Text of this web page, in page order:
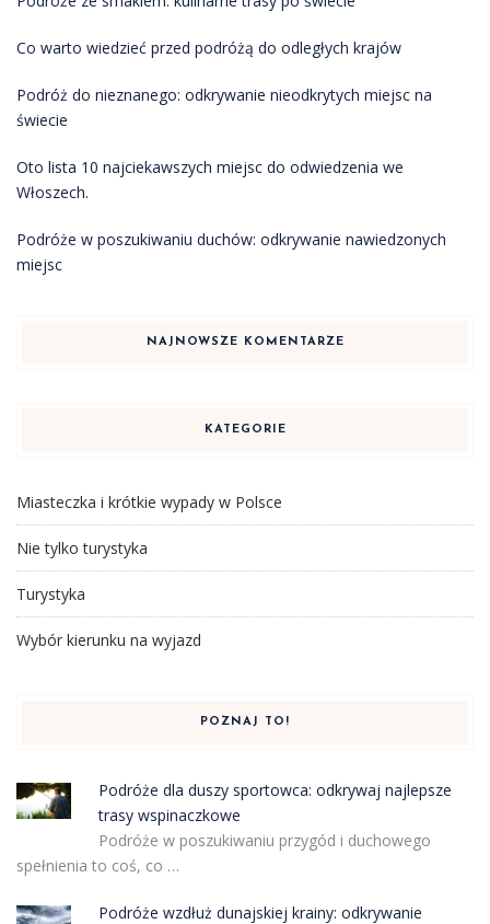
Co warto wiedzieć przed podróżą do odległych krajów
Podróż do nieznanego: odkrywanie nieodkrytych miejsc na
świecie
Oto lista 10 najciekawszych miejsc do odwiedzenia we
Włoszech.
Podróże w poszukiwaniu duchów: odkrywanie nawiedzonych
miejsc
NAJNOWSZE KOMENTARZE
KATEGORIE
Miasteczka i krótkie wypady w Polsce
Nie tylko turystyka
Turystyka
Wybór kierunku na wyjazd
POZNAJ TO!
Podróże dla duszy sportowca: odkrywaj najlepsze
trasy wspinaczkowe
Podróże w poszukiwaniu przygód i duchowego
spełnienia to coś, co …
Podróże wzdłuż dunajskiej krainy: odkrywanie